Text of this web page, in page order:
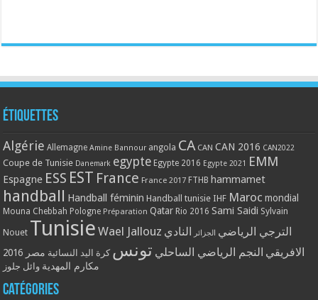
Étiquettes
Algérie Allemagne Amine Bannour angola CA CAN CAN 2016 CAN2022
Coupe de Tunisie Danemark egypte Egypte 2016 Egypte 2021 EMM
Espagne ESS EST France France 2017 FTHB hammamet
handball Handball féminin Handball tunisie IHF Maroc mondial
Mouna Chebbah Pologne Préparation Qatar Rio 2016 Sami Saidi Sylvain
Nouet Tunisie Wael Jallouz الترجي الرياضي الجزائر
النادي
الافريقي النجم الرياضي الساحلي تونس كرة اليد النسائية مصر 2016
مكارم المهدية وائل جلوز
Catégories